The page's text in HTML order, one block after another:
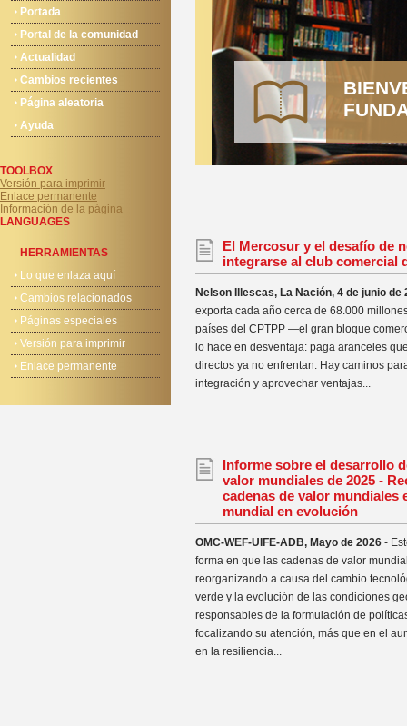
Portada
Portal de la comunidad
Actualidad
Cambios recientes
Página aleatoria
Ayuda
TOOLBOX
Versión para imprimir
Enlace permanente
Información de la página
LANGUAGES
HERRAMIENTAS
Lo que enlaza aquí
Cambios relacionados
Páginas especiales
Versión para imprimir
Enlace permanente
El Mercosur y el desafío de
integrarse al club comercial
Nelson Illescas, La Nación, 4 de junio de
exporta cada año cerca de 68.000
países del CPTPP —el gran bloque
lo hace en desventaja: paga aranceles
directos ya no enfrentan. Hay caminos
integración y aprovechar ventajas...
Informe sobre el desarrollo
valor mundiales de 2025 -
cadenas de valor mundiales
mundial en evolución
OMC-WEF-UIFE-ADB, Mayo de 2026 -
forma en que las cadenas de valor
reorganizando a causa del cambio
verde y la evolución de las condiciones
responsables de la formulación de
focalizando su atención, más que en el
en la resiliencia...